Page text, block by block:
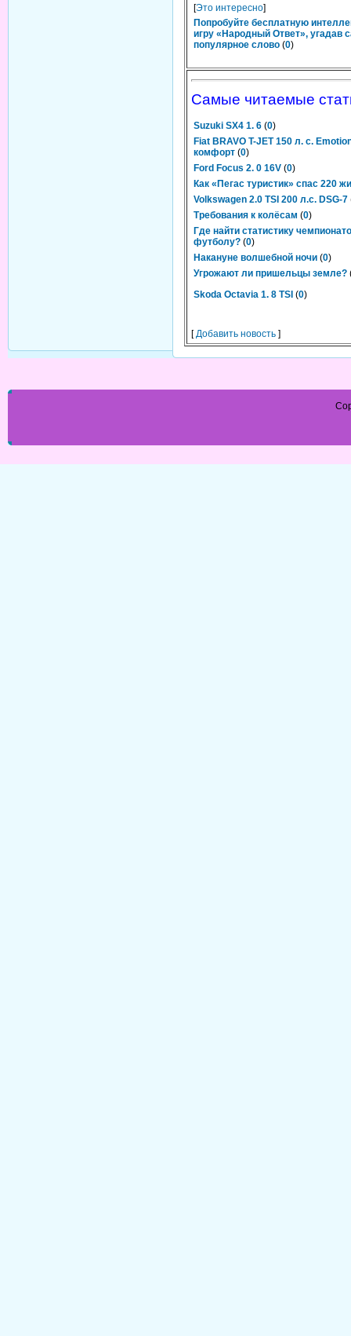
[Это интересно]
Попробуйте бесплатную
игру «Народный Ответ», угадав
популярное слово (0)
Самые читаемые
Suzuki SX4 1. 6 (0)
Fiat BRAVO T-JET 150 л. с.
комфорт (0)
Ford Focus 2. 0 16V (0)
Как «Пегас туристик» спас 220
Volkswagen 2.0 TSI 200 л.с. DSG-7
Требования к колёсам (0)
Где найти статистику
футболу? (0)
Накануне волшебной ночи (0)
Угрожают ли пришельцы земле?
Skoda Octavia 1. 8 TSI (0)
[Добавить новость ]